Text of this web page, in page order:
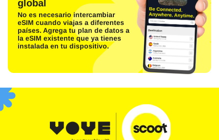
global
No es necesario intercambiar
eSIM cuando viajas a diferentes
países. Agrega tu plan de datos a
la eSIM existente que ya tienes
instalada en tu dispositivo.